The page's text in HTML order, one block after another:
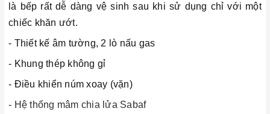
là bếp rất dễ dàng vệ sinh sau khi sử dụng chỉ với một
chiếc khăn ướt.
- Thiết kế âm tường, 2 lò nấu gas
- Khung thép không gỉ
- Điều khiển núm xoay (vặn)
- Hệ thống mâm chia lửa Sabaf